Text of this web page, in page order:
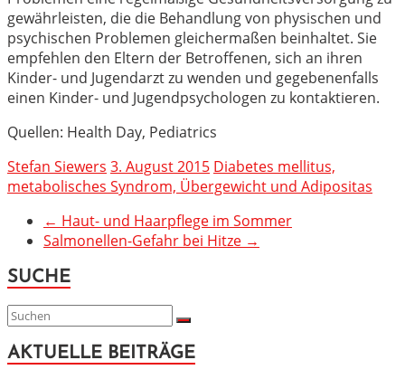
gewährleisten, die die Behandlung von physischen und
psychischen Problemen gleichermaßen beinhaltet. Sie
empfehlen den Eltern der Betroffenen, sich an ihren
Kinder- und Jugendarzt zu wenden und gegebenenfalls
einen Kinder- und Jugendpsychologen zu kontaktieren.
Quellen: Health Day, Pediatrics
Stefan Siewers 3. August 2015 Diabetes mellitus,
metabolisches Syndrom, Übergewicht und Adipositas
← Haut- und Haarpflege im Sommer
Salmonellen-Gefahr bei Hitze →
SUCHE
AKTUELLE BEITRÄGE